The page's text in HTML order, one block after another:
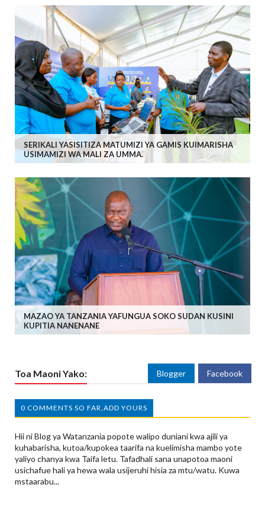
SERIKALI YASISITIZA MATUMIZI YA GAMIS KUIMARISHA
USIMAMIZI WA MALI ZA UMMA.
MAZAO YA TANZANIA YAFUNGUA SOKO SUDAN KUSINI
KUPITIA NANENANE
Toa Maoni Yako: Blogger Facebook
0 COMMENTS SO FAR,ADD YOURS
Hii ni Blog ya Watanzania popote walipo duniani kwa ajili ya
kuhabarisha, kutoa/kupokea taarifa na kuelimisha mambo yote
yaliyo chanya kwa Taifa letu. Tafadhali sana unapotoa maoni
usichafue hali ya hewa wala usijeruhi hisia za mtu/watu. Kuwa
mstaarabu...